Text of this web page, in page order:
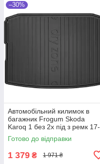
–30%
Автомобільний килимок в
багажник Frogum Skoda
Karoq 1 без 2х під з ремк 17-
чорний Шкода Карок
Готово до відправки
1 379 ₴ 1 971 ₴